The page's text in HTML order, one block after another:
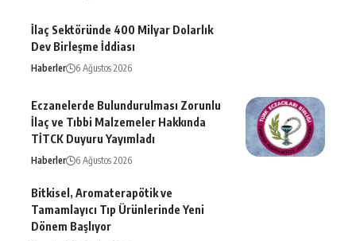
İlaç Sektöründe 400 Milyar Dolarlık
Dev Birleşme İddiası
Haberler 6 Ağustos 2026
Eczanelerde Bulundurulması Zorunlu
İlaç ve Tıbbi Malzemeler Hakkında
TİTCK Duyuru Yayımladı
Haberler 6 Ağustos 2026
Bitkisel, Aromaterapötik ve
Tamamlayıcı Tıp Ürünlerinde Yeni
Dönem Başlıyor